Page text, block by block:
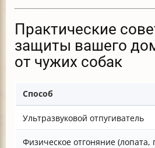
Практические
защиты вашего
от чужих собак
Способ
Ультразвуковой отпугиватель
Физическое отгоняние (лопата,